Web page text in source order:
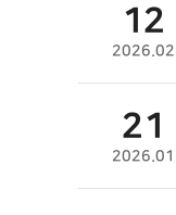
12
2026.02
21
2026.01